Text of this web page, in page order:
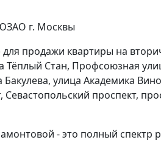
продажи квартиры на
Тёплый Стан, Профсоюзная
улица Академика
проспект,
- это полный спектр